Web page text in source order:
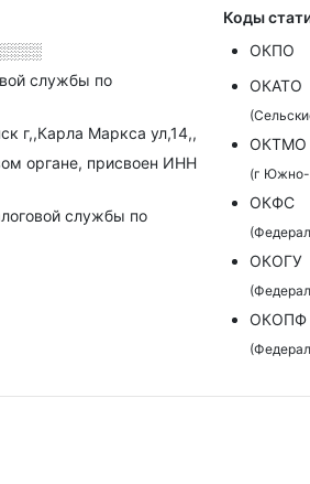
службы по
г,,Карла Маркса ул,14,,
органе, присвоен ИНН
службы по
Коды
ОКПО
ОКАТО
ОКТМО
(г Южно-
ОКФС
ОКОГУ
ОКОПФ